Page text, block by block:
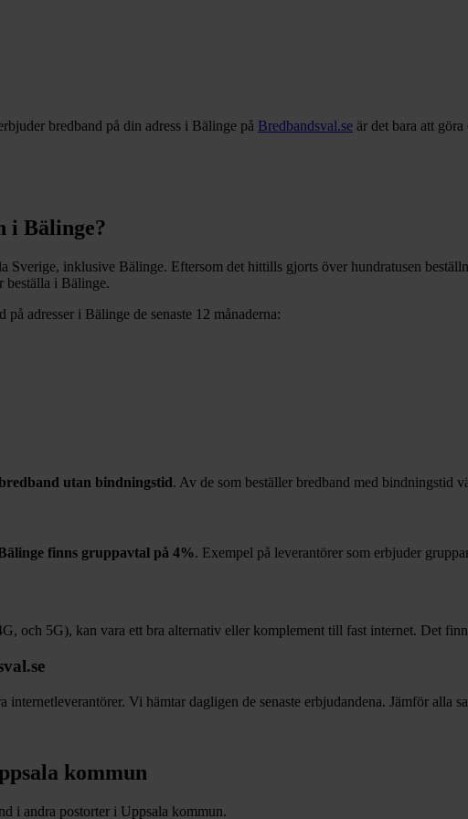
bredband på din adress i Bälinge på Bredbandsval.se är det bara att
i Bälinge?
Sverige, inklusive Bälinge. Eftersom det hittills gjorts över hundratusen
beställa i Bälinge.
på adresser i Bälinge de senaste 12 månaderna:
utan bindningstid. Av de som beställer bredband med bindningstid
finns gruppavtal på 4%. Exempel på leverantörer som erbjuder
och 5G), kan vara ett bra alternativ eller komplement till fast internet. Det
Vi hämtar dagligen de senaste erbjudandena. Jämför alla
kommun
i andra postorter i Uppsala kommun.